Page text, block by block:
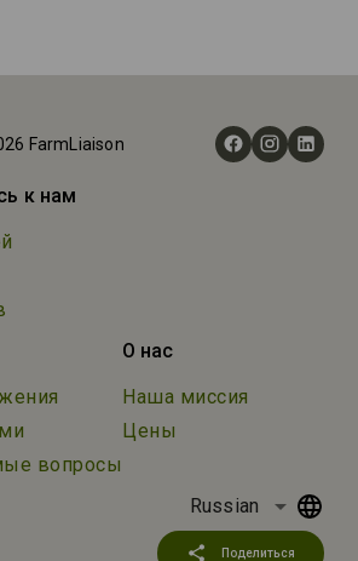
FarmLiaison
к нам
вопросы
О нас
Наша миссия
Цены
Russian arrow_drop_down
share Поделиться